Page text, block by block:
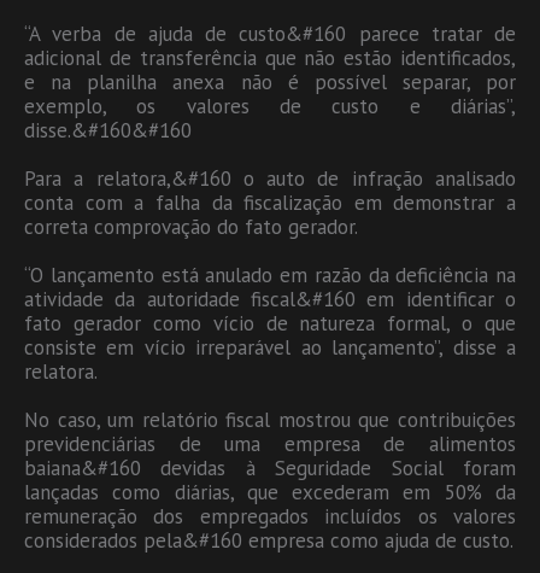
“A verba de ajuda de custo&#160 parece tratar de
adicional de transferência que não estão identificados,
e na planilha anexa não é possível separar, por
exemplo, os valores de custo e diárias”,
disse.&#160&#160
Para a relatora,&#160 o auto de infração analisado
conta com a falha da fiscalização em demonstrar a
correta comprovação do fato gerador.
“O lançamento está anulado em razão da deficiência na
atividade da autoridade fiscal&#160 em identificar o
fato gerador como vício de natureza formal, o que
consiste em vício irreparável ao lançamento”, disse a
relatora.
No caso, um relatório fiscal mostrou que contribuições
previdenciárias de uma empresa de alimentos
baiana&#160 devidas à Seguridade Social foram
lançadas como diárias, que excederam em 50% da
remuneração dos empregados incluídos os valores
considerados pela&#160 empresa como ajuda de custo.